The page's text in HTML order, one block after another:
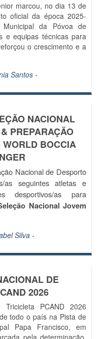
marcou, no dia 13 de
oficial da época 2025-
da Póvoa de
e equipas técnicas para
o crescimento e a
Santos -
NACIONAL
PREPARAÇÃO
BOCCIA
Nacional de Desporto
as seguintes atletas e
desportivos/as para
Nacional Jovem
Silva-
DE
2026
PCAND 2026
todo o país na Pista de
Papa Francisco, em
pela determinação,